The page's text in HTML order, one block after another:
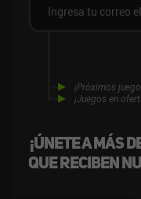
¡Únete a más
que reciben
¡Próximos
¡Juegos en